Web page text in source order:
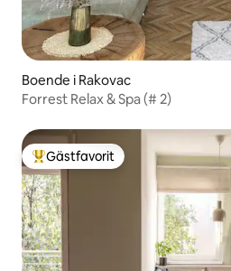
Boende i Rakovac
Forrest Relax & Spa (# 2)
Populär gästfavorit
Gästfavorit